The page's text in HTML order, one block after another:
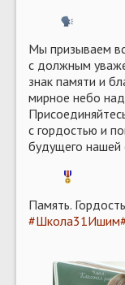
Мы призываем
с должным
знак памяти и
мирное небо
с гордостью и
будущего нашей
Память.
#Школа31Ишим